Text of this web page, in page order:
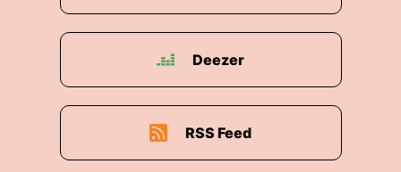
Deezer
RSS Feed